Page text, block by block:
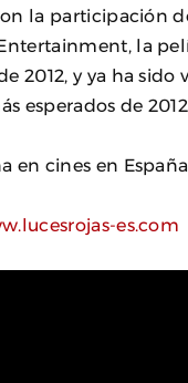
la participación
la
2012, y ya ha
esperados de
en cines en
es.com